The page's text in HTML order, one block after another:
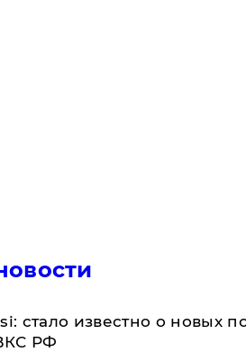
стало известно о новых
РФ